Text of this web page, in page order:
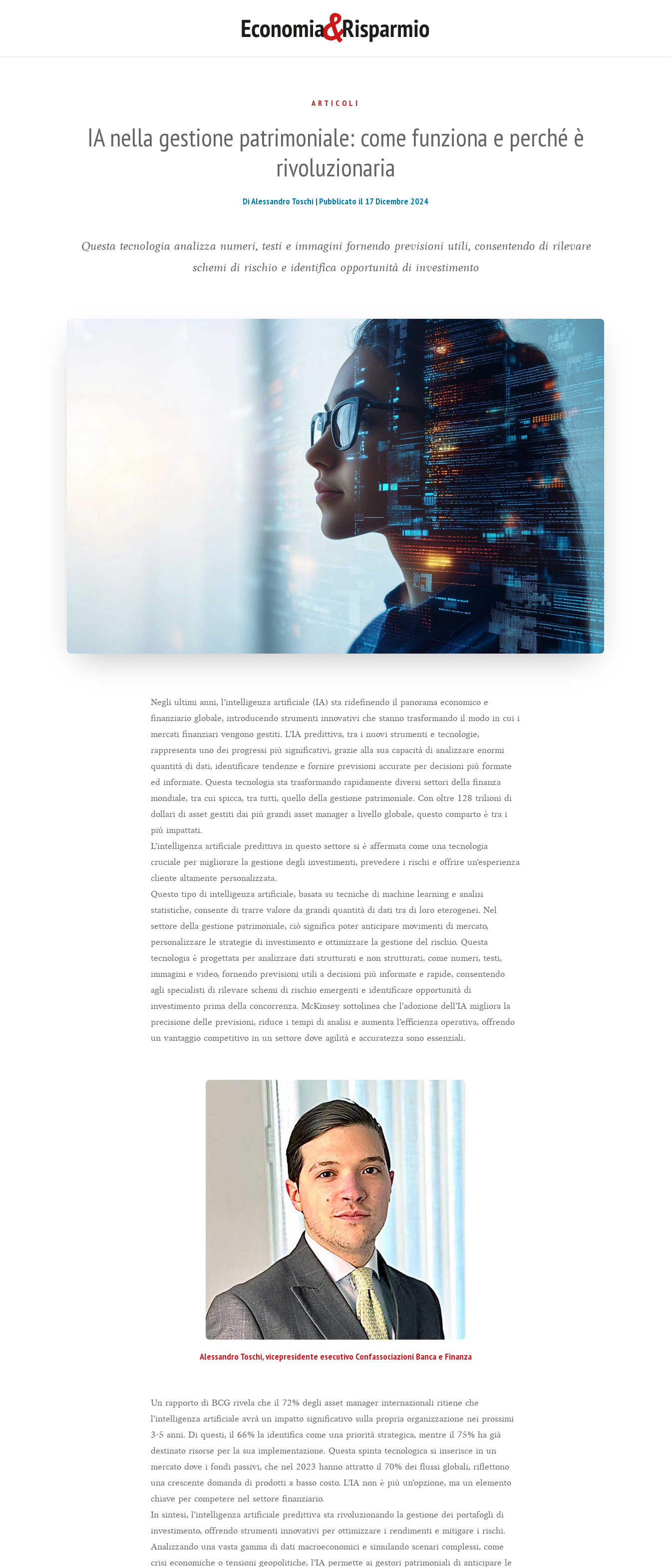
ARTICOLI
IA nella gestione patrimoniale: come funziona e perché è
rivoluzionaria
Di Alessandro Toschi |Pubblicato il 17 Dicembre 2024
Questa tecnologia analizza numeri, testi e immagini fornendo previsioni utili, consentendo di rilevare
schemi di rischio e identifica opportunità di investimento
Negli ultimi anni, l’intelligenza artificiale (IA) sta ridefinendo il panorama economico e
finanziario globale, introducendo strumenti innovativi che stanno trasformando il modo in cui i
mercati finanziari vengono gestiti. L’IA predittiva, tra i nuovi strumenti e tecnologie,
rappresenta uno dei progressi più significativi, grazie alla sua capacità di analizzare enormi
quantità di dati, identificare tendenze e fornire previsioni accurate per decisioni più formate
ed informate. Questa tecnologia sta trasformando rapidamente diversi settori della finanza
mondiale, tra cui spicca, tra tutti, quello della gestione patrimoniale. Con oltre 128 trilioni di
dollari di asset gestiti dai più grandi asset manager a livello globale, questo comparto è tra i
più impattati.
L’intelligenza artificiale predittiva in questo settore si è affermata come una tecnologia
cruciale per migliorare la gestione degli investimenti, prevedere i rischi e offrire un’esperienza
cliente altamente personalizzata.
Questo tipo di intelligenza artificiale, basata su tecniche di machine learning e analisi
statistiche, consente di trarre valore da grandi quantità di dati tra di loro eterogenei. Nel
settore della gestione patrimoniale, ciò significa poter anticipare movimenti di mercato,
personalizzare le strategie di investimento e ottimizzare la gestione del rischio. Questa
tecnologia è progettata per analizzare dati strutturati e non strutturati, come numeri, testi,
immagini e video, fornendo previsioni utili a decisioni più informate e rapide, consentendo
agli specialisti di rilevare schemi di rischio emergenti e identificare opportunità di
investimento prima della concorrenza. McKinsey sottolinea che l’adozione dell’IA migliora la
precisione delle previsioni, riduce i tempi di analisi e aumenta l’efficienza operativa, offrendo
un vantaggio competitivo in un settore dove agilità e accuratezza sono essenziali.
Alessandro Toschi, vicepresidente esecutivo Confassociazioni Banca e Finanza
Un rapporto di BCG rivela che il 72% degli asset manager internazionali ritiene che
l’intelligenza artificiale avrà un impatto significativo sulla propria organizzazione nei prossimi
3-5 anni. Di questi, il 66% la identifica come una priorità strategica, mentre il 75% ha già
destinato risorse per la sua implementazione. Questa spinta tecnologica si inserisce in un
mercato dove i fondi passivi, che nel 2023 hanno attratto il 70% dei flussi globali, riflettono
una crescente domanda di prodotti a basso costo. L’IA non è più un’opzione, ma un elemento
chiave per competere nel settore finanziario.
In sintesi, l’intelligenza artificiale predittiva sta rivoluzionando la gestione dei portafogli di
investimento, offrendo strumenti innovativi per ottimizzare i rendimenti e mitigare i rischi.
Analizzando una vasta gamma di dati macroeconomici e simulando scenari complessi, come
crisi economiche o tensioni geopolitiche, l’IA permette ai gestori patrimoniali di anticipare le